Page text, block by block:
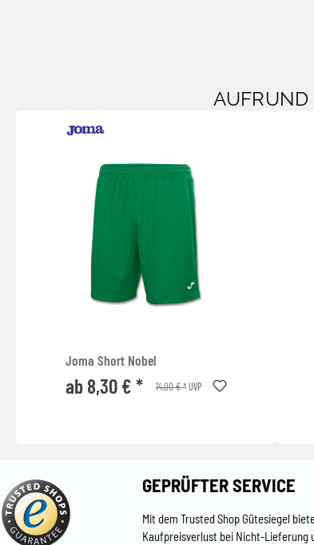
AUFRUND
Joma Short Nobel
ab 8,30 € * 14,00 € *UVP
GEPRÜFTER SERVICE
Mit dem Trusted Shop Gütesiegel
Kaufpreisverlust bei Nicht-Lieferung